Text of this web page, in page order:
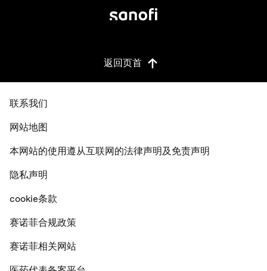
返回页首
联系我们
网站地图
本网站的使用遵从互联网的法律声明及免责声明
隐私声明
cookie条款
赛诺菲合规政策
赛诺菲相关网站